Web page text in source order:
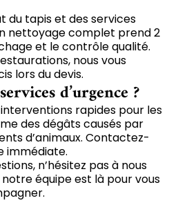
du tapis et des services
nettoyage complet prend 2
et le contrôle qualité.
nous vous
lors du devis.
d’urgence ?
rapides pour les
des dégâts causés par
d’animaux. Contactez-
immédiate.
n’hésitez pas à nous
équipe est là pour vous